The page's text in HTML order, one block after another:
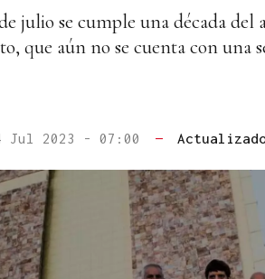
julio se cumple una década
que aún no se cuenta con una
Jul 2023 - 07:00 —